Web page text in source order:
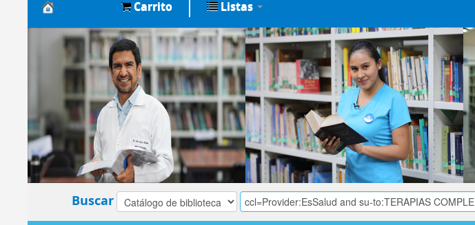
Biblioteca
Central
EsSalud
Carrito Listas
Buscar